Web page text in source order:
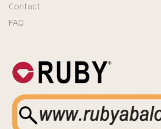
Contact
FAQ